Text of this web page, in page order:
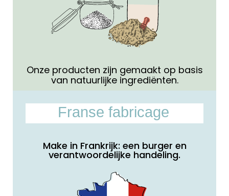
Onze producten zijn gemaakt op basis
van natuurlijke ingrediënten.
Franse fabricage
Make in Frankrijk: een burger en
verantwoordelijke handeling.